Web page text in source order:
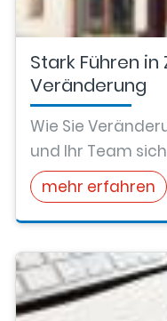
Stark Führen
Veränderung
Wie Sie
und Ihr Team
mehr erfahren